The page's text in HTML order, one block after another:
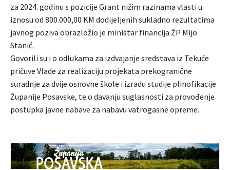
za 2024. godinu s pozicije Grant nižim razinama vlasti u
iznosu od 800.000,00 KM dodijeljenih sukladno rezultatima
javnog poziva obrazložio je ministar financija ŽP Mijo
Stanić.
Govorili su i o odlukama za izdvajanje sredstava iz Tekuće
pričuve Vlade za realizaciju projekata prekogranične
suradnje za dvije osnovne škole i izradu studije plinofikacije
Županije Posavske, te o davanju suglasnosti za provođenje
postupka javne nabave za nabavu vatrogasne opreme.